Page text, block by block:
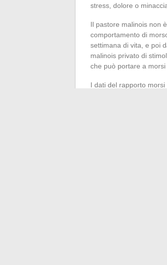
stress, dolore o
Il pastore malinois non
comportamento di
settimana di vita, e poi
malinois privato di
che può portare a
I dati del rapporto